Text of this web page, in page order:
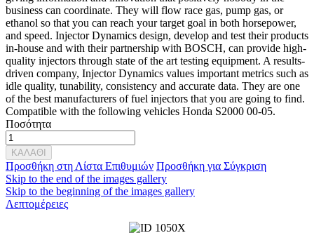
business can coordinate. They will flow race gas, pump gas, or
ethanol so that you can reach your target goal in both horsepower,
and speed. Injector Dynamics design, develop and test their products
in-house and with their partnership with BOSCH, can provide high-
quality injectors through state of the art testing equipment. A results-
driven company, Injector Dynamics values important metrics such as
idle quality, tunability, consistency and accurate data. They are one
of the best manufacturers of fuel injectors that you are going to find.
Compatible with the following vehicles Honda S2000 00-05.
Ποσότητα
ΚΑΛΑΘΙ
Προσθήκη στη Λίστα Επιθυμιών Προσθήκη για Σύγκριση
Skip to the end of the images gallery
Skip to the beginning of the images gallery
Λεπτομέρειες